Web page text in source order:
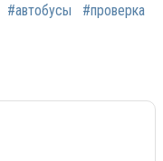
#автобусы #проверка